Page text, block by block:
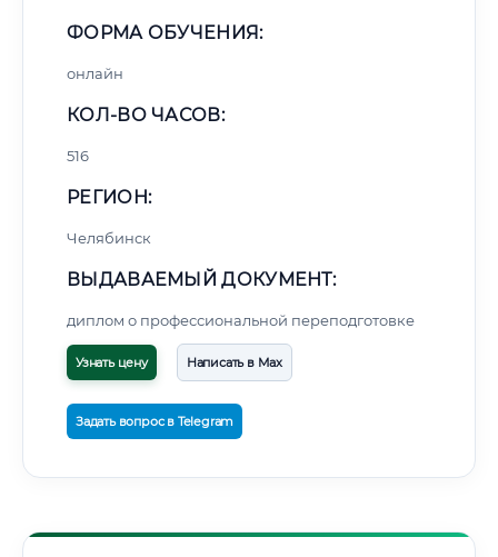
ФОРМА ОБУЧЕНИЯ:
онлайн
КОЛ-ВО ЧАСОВ:
516
РЕГИОН:
Челябинск
ВЫДАВАЕМЫЙ ДОКУМЕНТ:
диплом о профессиональной переподготовке
Узнать цену Написать в Max
Задать вопрос в Telegram